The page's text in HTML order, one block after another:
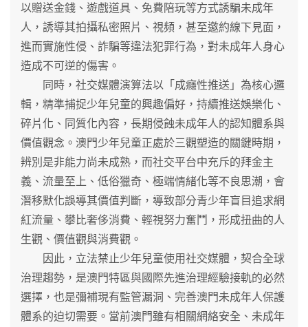
以贈送金錢、遊戲道具、免費陪玩等方式誘騙未成年
人，誘導其拍攝私密照片、視頻，甚至邀約線下見面，
進而實施性侵、詐騙等違法犯罪行為，對未成年人身心
造成不可逆的傷害。
同時，社交媒體演算法以「成癮性推送」為核心邏
輯，精準捕捉少年兒童的興趣偏好，持續推送娛樂化、
碎片化、同質化內容，長期侵蝕未成年人的認知體系與
價值觀念。澳門少年兒童正處於三觀塑造的關鍵時期，
辨別是非能力尚未成熟，而社交平台中充斥的拜金主
義、流量至上、低俗獵奇、極端情緒化等不良思潮，會
潛移默化誤導其價值判斷，導致部分青少年盲目追求網
紅流量、攀比奢侈消費、輕視努力奮鬥，形成扭曲的人
生觀、價值觀與消費觀。
因此，立法禁止少年兒童使用社交媒體，契合全球
治理趨勢，是澳門特區與國際先進治理經驗接軌的必然
選擇，也是彌補現有監管漏洞、完善澳門未成年人保護
體系的迫切需要。當前澳門雖有相關網絡安全、未成年